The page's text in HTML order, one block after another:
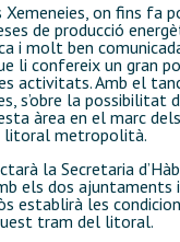
Xemeneies, on fins fa
de producció
i molt ben
li confereix un gran
activitats. Amb el
s’obre la possibilitat
àrea en el marc
metropolità.
la Secretaria
els dos ajuntaments
establirà les
tram del litoral.